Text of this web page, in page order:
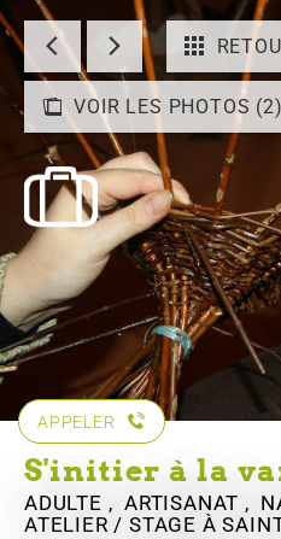
VOIR LES PHOTOS (2)
APPELER
S'initier à la
ADULTE , ARTISANAT ,
ATELIER / STAGE À